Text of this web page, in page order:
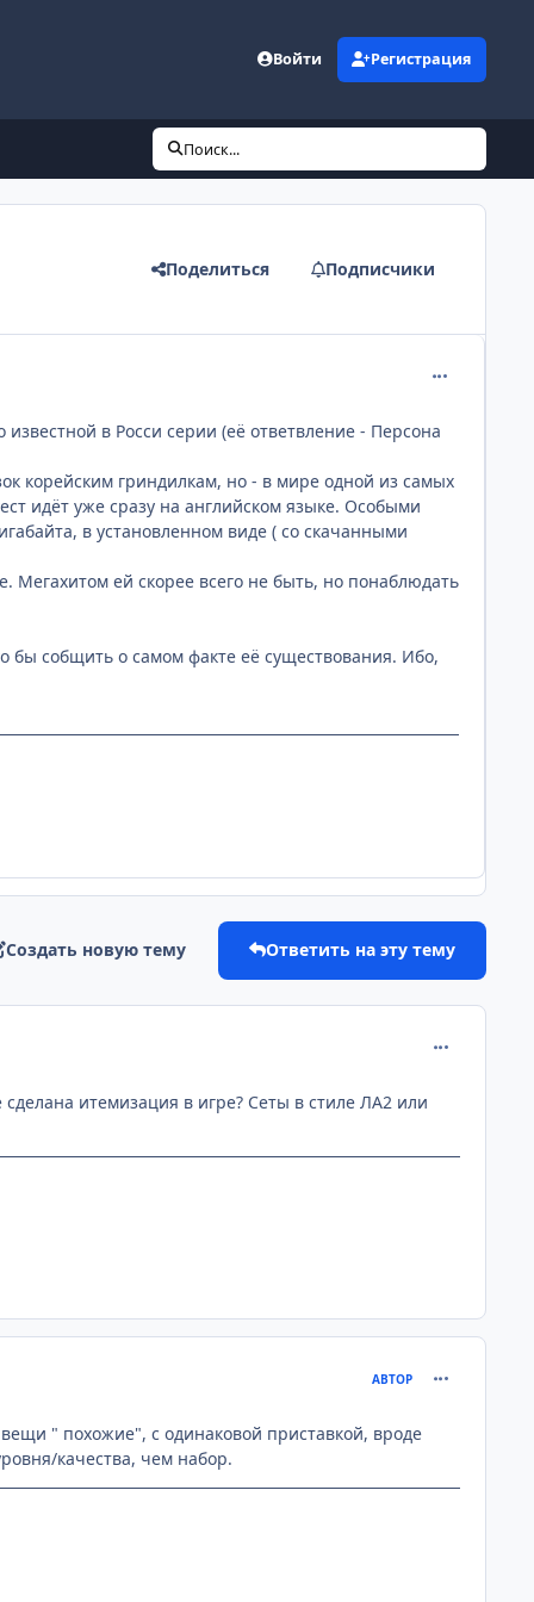
Войти Регистрация
Поиск...
Поделиться Подписчики
в Росси серии (её ответвление - Персона
корейским гриндилкам, но - в мире одной из самых
идёт уже сразу на английском языке. Особыми
в установленном виде ( со скачанными
Мегахитом ей скорее всего не быть, но понаблюдать
бы собщить о самом факте её существования. Ибо,
Создать новую тему Ответить на эту тему
итемизация в игре? Сеты в стиле ЛА2 или
АВТОР
" похожие", с одинаковой приставкой, вроде
качества, чем набор.